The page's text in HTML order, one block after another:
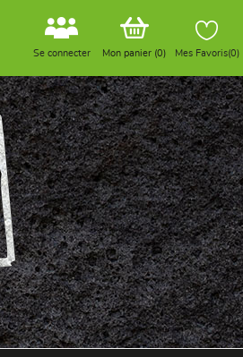
Se connecter Mon panier (0) Mes Favoris(0)